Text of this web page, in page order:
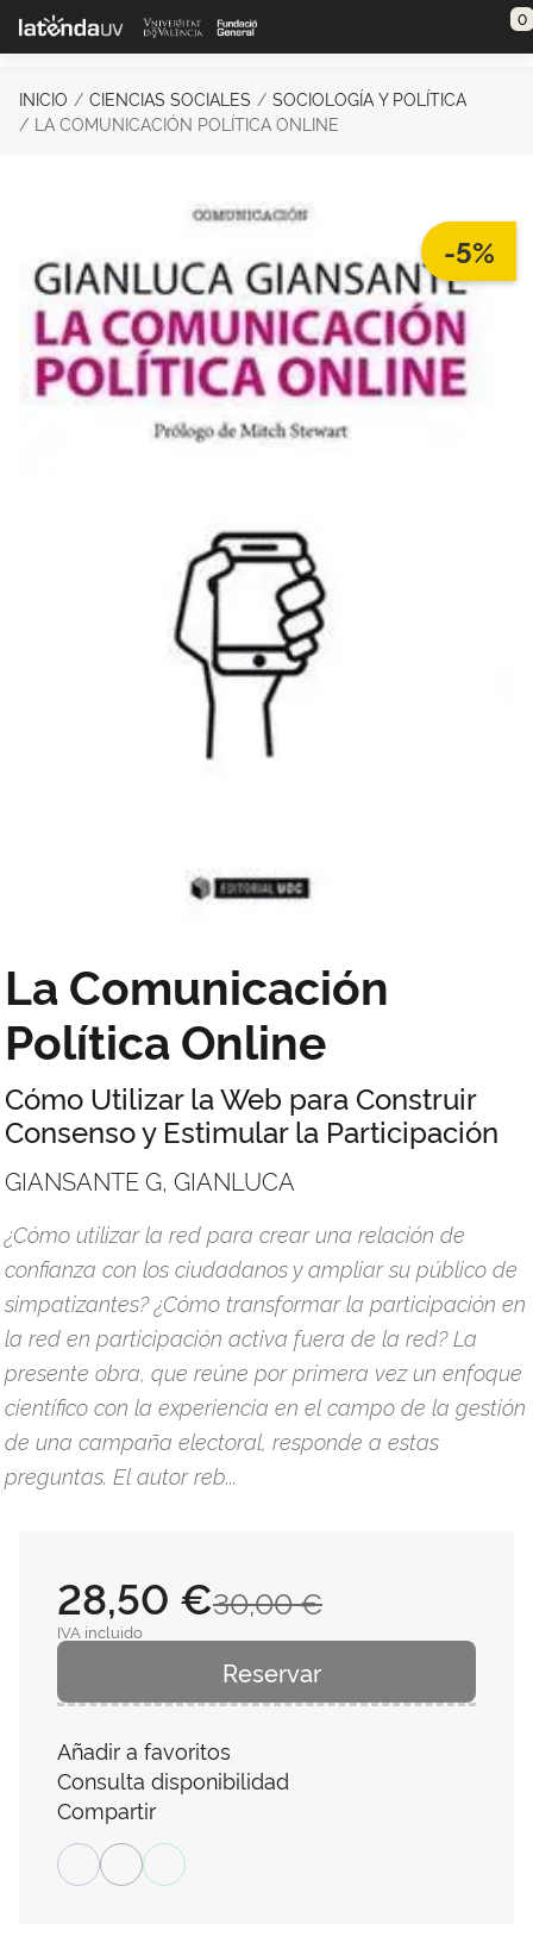
Saltar al contenido principal 0
INICIO CIENCIAS SOCIALES
SOCIOLOGÍA Y POLÍTICA
LA COMUNICACIÓN POLÍTICA ONLINE
-5%
La Comunicación
Política Online
Cómo Utilizar la Web para Construir
Consenso y Estimular la Participación
GIANSANTE G, GIANLUCA
¿Cómo utilizar la red para crear una relación de
confianza con los ciudadanos y ampliar su público de
simpatizantes? ¿Cómo transformar la participación en
la red en participación activa fuera de la red? La
presente obra, que reúne por primera vez un enfoque
científico con la experiencia en el campo de la gestión
de una campaña electoral, responde a estas
preguntas. El autor reb...
30,00 €
28,50 €
IVA incluido
Reservar
Añadir a favoritos
Consulta disponibilidad
Compartir